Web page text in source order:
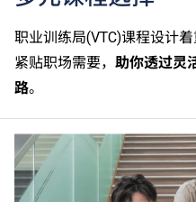
职业训练局(VTC)课程设计
紧贴职场需要， 助你透过灵
路。